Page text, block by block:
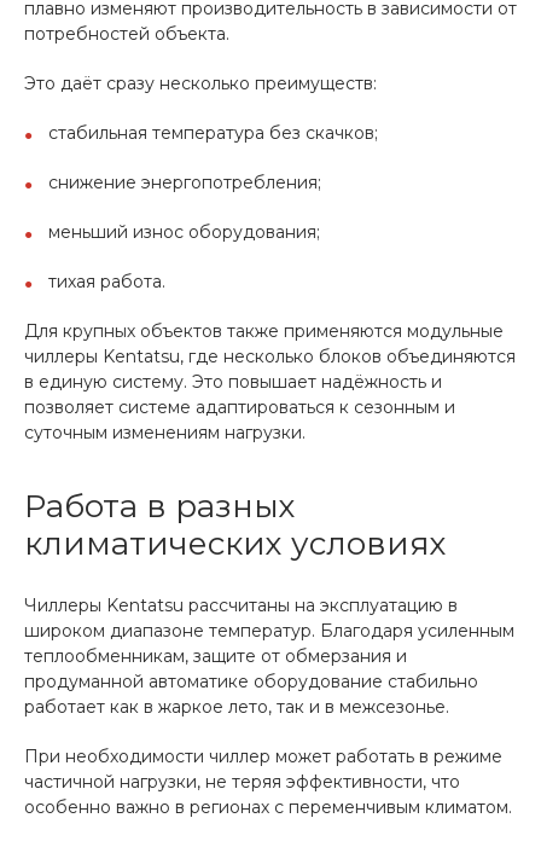
плавно изменяют производительность в зависимости от
потребностей объекта.
Это даёт сразу несколько преимуществ:
стабильная температура без скачков;
снижение энергопотребления;
меньший износ оборудования;
тихая работа.
Для крупных объектов также применяются модульные
чиллеры Kentatsu, где несколько блоков объединяются
в единую систему. Это повышает надёжность и
позволяет системе адаптироваться к сезонным и
суточным изменениям нагрузки.
Работа в разных
климатических условиях
Чиллеры Kentatsu рассчитаны на эксплуатацию в
широком диапазоне температур. Благодаря усиленным
теплообменникам, защите от обмерзания и
продуманной автоматике оборудование стабильно
работает как в жаркое лето, так и в межсезонье.
При необходимости чиллер может работать в режиме
частичной нагрузки, не теряя эффективности, что
особенно важно в регионах с переменчивым климатом.